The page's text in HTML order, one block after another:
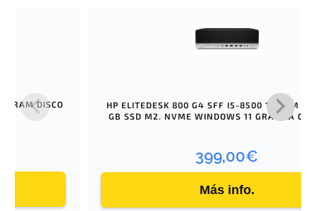
RAM DISCO
HP ELITEDESK 800 G4 SFF I5-8500 16 RAM
GB SSD M2. NVME WINDOWS 11 GRÁFICA
399,00€
Más info.